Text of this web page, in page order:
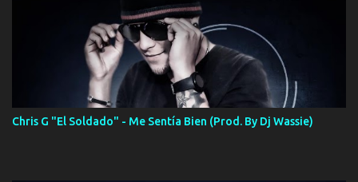
Chris G "El Soldado" - Me Sentía Bien (Prod. By Dj Wassie)